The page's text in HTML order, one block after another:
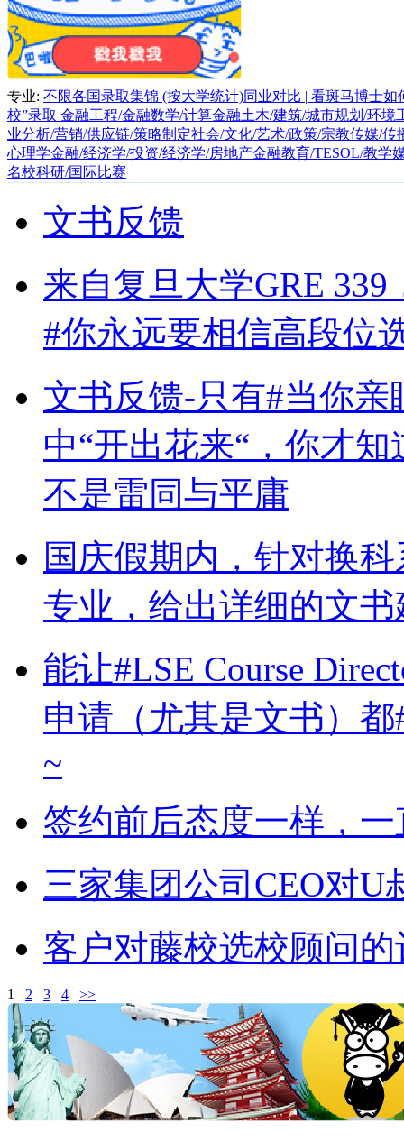
专业: 不限各国录取集锦 (按大学统计)同业对比 | 看斑马博士
校”录取 金融工程/金融数学/计算金融土木/建筑/城市规划/环境
业分析/营销/供应链/策略制定社会/文化/艺术/政策/宗教传媒/传
心理学金融/经济学/投资/经济学/房地产金融教育/TESOL/教学
名校科研/国际比赛
文书反馈
来自复旦大学GRE
#你永远要相信高段位
文书反馈-只有#当你
中“开出花来“，你才
不是雷同与平庸
国庆假期内，针对换
专业，给出详细的文
能让#LSE Course
申请（尤其是文书）
~
签约前后态度一样，
三家集团公司CEO对U
客户对藤校选校顾问的
1 2 3 4 >>